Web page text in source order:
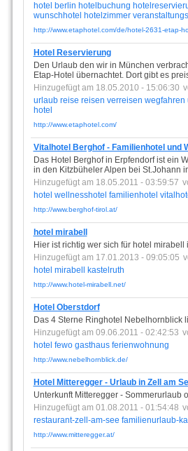
hotel berlin hotelbuchung
wunschhotel
hotelzimmer
http://www.etaphotel.com/de/hotel-2631-etap-
Hotel Reservierung
Den Urlaub den wir in München
Etap-Hotel übernachtet. Dort gibt es
Hinzugefügt am 18.05.2010 - 15:06:30
urlaub reise reisen verreisen wegfahren
hotel
http://www.etaphotel.com/
Vitalhotel Berghof - Familienhotel und
Das Hotel Berghof in Erpfendorf ist ein
in den Kitzbüheler Alpen bei St.Johann
Hinzugefügt am 18.05.2011 - 03:59:57
hotel wellnesshotel familienhotel
http://www.berghof-tirol.at/
hotel mirabell
Hier ist richtig wer sich für hotel mirabell
Hinzugefügt am 17.01.2013 - 09:05:05
hotel mirabell kastelruth
http://www.hotel-mirabell.net/
Hotel Oberstdorf
Das 4 Sterne Ringhotel Nebelhornblick
Hinzugefügt am 09.06.2011 - 02:42:53
hotel fewo gasthaus ferienwohnung
http://www.nebelhornblick.de/
Hotel Mitteregger - Urlaub in Zell am
Unterkunft Mitteregger - Sommerurlaub
Hinzugefügt am 01.08.2011 - 01:54:48
restaurant-zell-am-see familienurlaub-
http://www.mitteregger.at/